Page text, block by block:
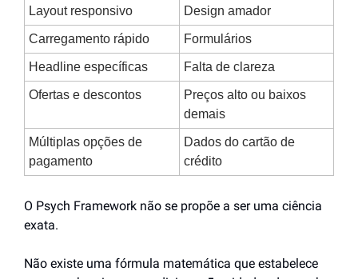
Layout responsivo Design amador
Carregamento rápido Formulários
Headline específicas Falta de clareza
Ofertas e descontos
Preços alto ou baixos
demais
Múltiplas opções de
pagamento
Dados do cartão de
crédito
O Psych Framework não se propõe a ser uma ciência
exata.
Não existe uma fórmula matemática que estabelece